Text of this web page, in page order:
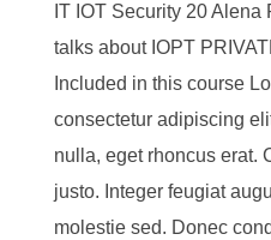
IT IOT Security 20
talks about IOPT
Included in this course
consectetur adipiscing
nulla, eget rhoncus erat.
justo. Integer feugiat
molestie sed. Donec